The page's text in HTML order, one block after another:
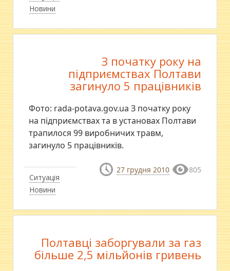
Новини
Ситуація
Новини
З початку року на
підприємствах Полтави
загинуло 5 працівників
Фото: rada-potava.gov.ua З початку року
на підприємствах та в установах Полтави
трапилося 99 виробничих травм,
загинуло 5 працівників.
27 грудня 2010 805
Полтавці заборгували за газ
більше 2,5 мільйонів гривень